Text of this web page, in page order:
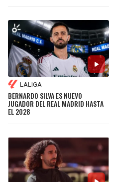
LALIGA
BERNARDO SILVA ES NUEVO
JUGADOR DEL REAL MADRID HASTA
EL 2028